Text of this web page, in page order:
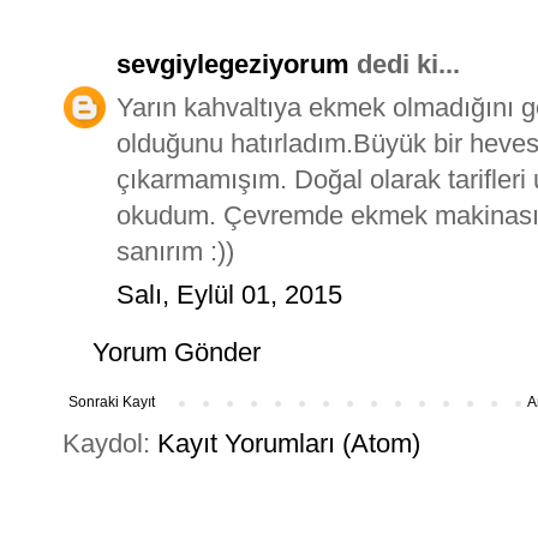
sevgiylegeziyorum dedi ki...
Yarın kahvaltıya ekmek
olduğunu hatırladım.Büyük bir
çıkarmamışım. Doğal olarak
okudum. Çevremde ekmek
sanırım :))
Salı, Eylül 01, 2015
Yorum Gönder
Sonraki Kayıt
Kaydol: Kayıt Yorumları (Atom)